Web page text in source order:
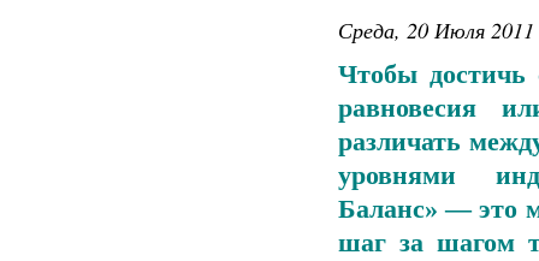
Среда, 20 Июля
Чтобы достичь
равновесия
различать
уровнями
Баланс» — это
шаг за шагом